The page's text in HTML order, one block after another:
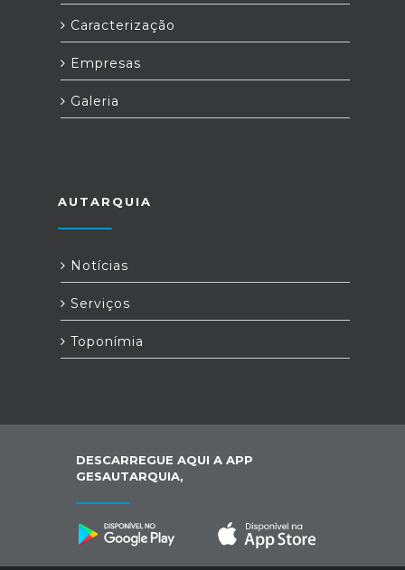
Caracterização
Empresas
Galeria
AUTARQUIA
Notícias
Serviços
Toponímia
DESCARREGUE AQUI A APP
GESAUTARQUIA,